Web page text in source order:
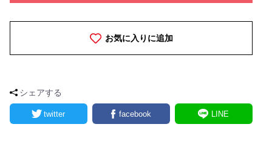
お気に入りに追加
シェアする
twitter facebook LINE